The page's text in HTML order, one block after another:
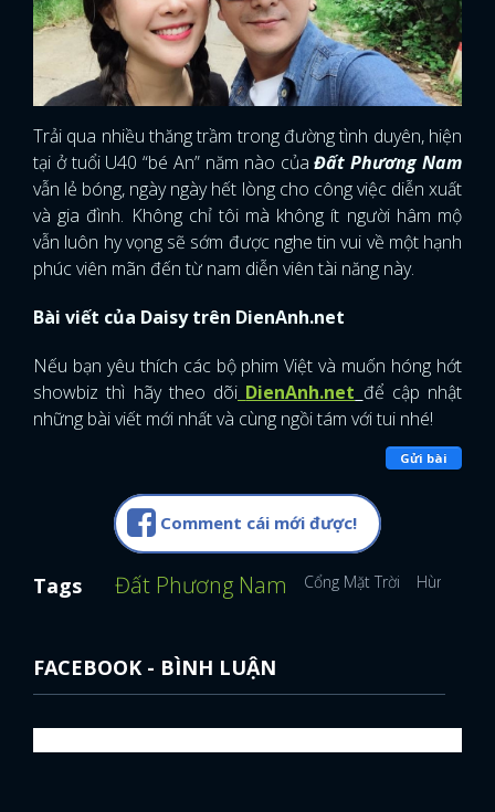
Trải qua nhiều thăng trầm trong đường tình duyên, hiện
tại ở tuổi U40 “bé An” năm nào củaĐất Phương Nam
vẫn lẻ bóng, ngày ngày hết lòng cho công việc diễn xuất
và gia đình. Không chỉ tôi mà không ít người hâm mộ
vẫn luôn hy vọng sẽ sớm được nghe tin vui về một hạnh
phúc viên mãn đến từ nam diễn viên tài năng này.
Bài viết của Daisy trên DienAnh.net
Nếu bạn yêu thích các bộ phim Việt và muốn hóng hớt
showbiz thì hãy theo dõi DienAnh.net để cập nhật
những bài viết mới nhất và cùng ngồi tám với tui nhé!
Gửi bài
Comment cái mới được!
Tags Đất Phương Nam Cổng Mặt Trời Hùng
FACEBOOK - BÌNH LUẬN